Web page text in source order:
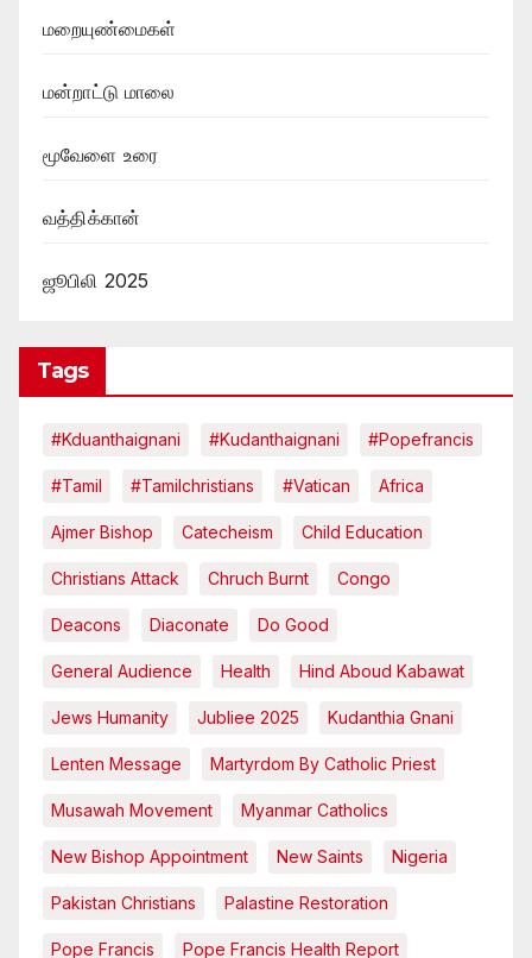
மறையுண்மைகள்
மன்றாட்டு மாலை
மூவேளை உரை
வத்திக்கான்
ஜூபிலி 2025
Tags
#kduanthaignani #kudanthaignani #popefrancis
#tamil #tamilchristians #vatican Africa
Ajmer Bishop Catecheism Child Education
Christians Attack Chruch Burnt Congo
Deacons Diaconate Do Good
General Audience Health Hind Aboud Kabawat
Jews Humanity Jubliee 2025 Kudanthia Gnani
Lenten Message Martyrdom By Catholic Priest
Musawah Movement Myanmar Catholics
New Bishop Appointment New Saints Nigeria
Pakistan Christians Palastine Restoration
Pope Francis Pope Francis Health Report